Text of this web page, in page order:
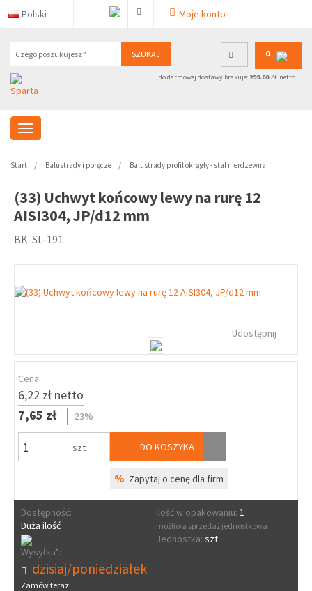
Polski Moje konto
SZUKAJ 0
do darmowej dostawy brakuje: 299.00ZŁ netto
Start Balustrady i poręcze Balustrady profil okrągły - stal nierdzewna
(33) Uchwyt końcowy lewy na rurę 12
AISI304, JP/d12 mm
BK-SL-191
Udostępnij
Cena:
6,22 zł netto
7,65 zł
23%
szt DO KOSZYKA
% Zapytaj o cenę dla firm
Dostępność:
Duża ilość
Ilość w opakowaniu: 1
możliwa sprzedaż jednostkowa
Jednostka: szt
Wysyłka*:
dzisiaj/poniedziałek
Zamów teraz